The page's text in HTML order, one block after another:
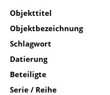
Objekttitel
Objektbezeichnung
Schlagwort
Datierung
Beteiligte
Serie / Reihe